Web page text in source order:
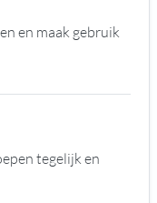
en maak gebruik
tegelijk en